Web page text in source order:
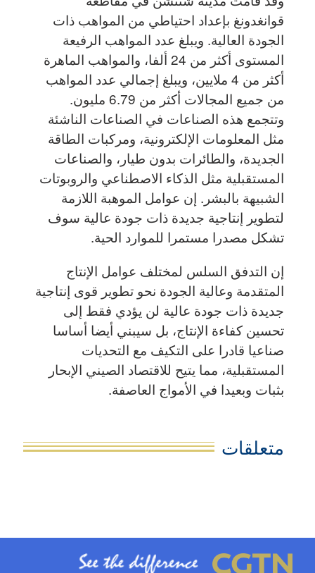
قوانغدونغ بإعداد احتياطي من المواهب ذات
الجودة العالية. ويبلغ عدد المواهب الرفيعة
المستوى أكثر من 24 ألفا، والمواهب الماهرة
أكثر من 4 ملايين، ويبلغ إجمالي عدد المواهب
من جميع المجالات أكثر من 6.79 مليون.
وتتجمع هذه الصناعات في الصناعات الناشئة
مثل المعلومات الإلكترونية، ومركبات الطاقة
الجديدة، والطائرات بدون طيار، والصناعات
المستقبلية مثل الذكاء الاصطناعي والروبوتات
الشبيهة بالبشر. إن عوامل الموهبة اللازمة
لتطوير إنتاجية جديدة ذات جودة عالية سوف
تشكل مصدرا مستمرا للموارد الحية.
إن التدفق السلس لمختلف عوامل الإنتاج
المتقدمة وعالية الجودة نحو تطوير قوى إنتاجية
جديدة ذات جودة عالية لن يؤدي فقط إلى
تحسين كفاءة الإنتاج، بل سيبني أيضا أساسا
صناعيا قادرا على التكيف مع التحديات
المستقبلية، مما يتيح للاقتصاد الصيني الإبحار
بثبات وبعيدا في الأمواج العاصفة.
متعلقات